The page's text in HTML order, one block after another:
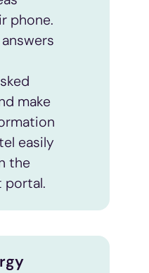
phone.
make
easily
the
portal.